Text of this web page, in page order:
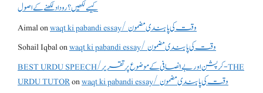
کیسے لکھیں؟ روداد لکھنے کے اصول
Aimalon
waqt ki pabandi essay/ وقت کی پابندی مضمون
Sohail Iqbalon
waqt ki pabandi essay/ وقت کی پابندی مضمون
BEST URDU SPEECH/کرپشن اور بے انصافی کے موضوع پر تقریر - THE
URDU TUTORon
waqt ki pabandi essay/ وقت کی پابندی مضمون